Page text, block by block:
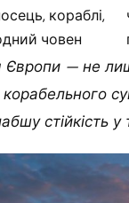
кораблі,
човен
— не
корабельного
стійкість у